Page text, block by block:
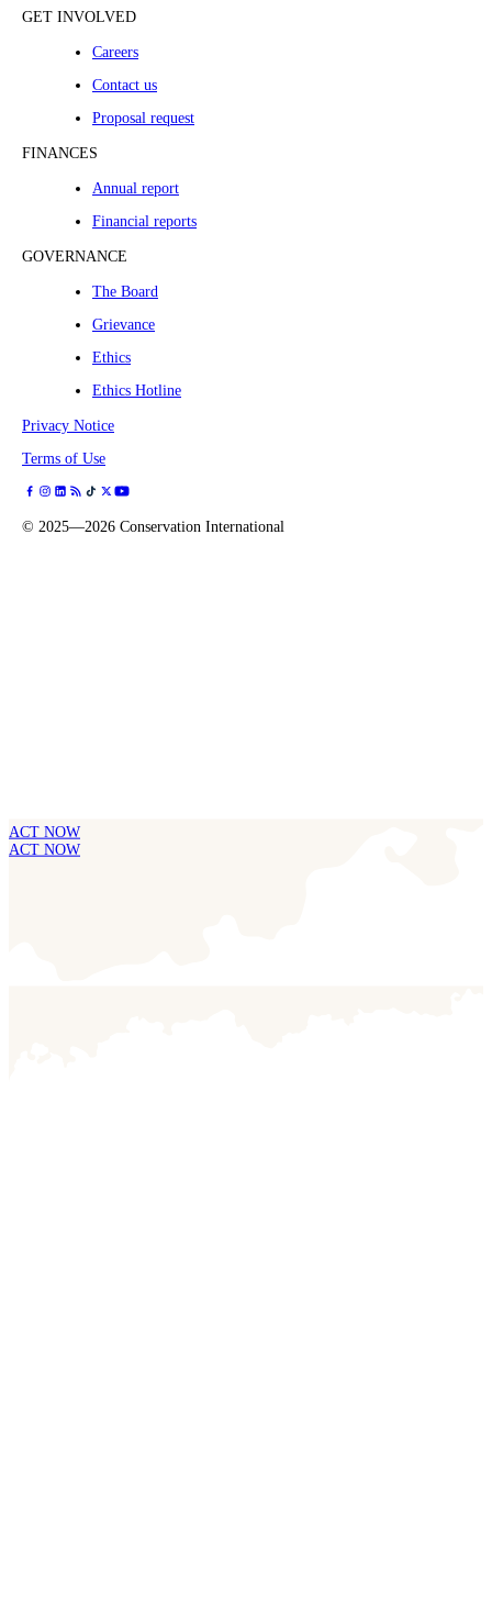
GET INVOLVED
Careers
Contact us
Proposal request
FINANCES
Annual report
Financial reports
GOVERNANCE
The Board
Grievance
Ethics
Ethics Hotline
Privacy Notice
Terms of Use
© 2025—2026 Conservation International
ACT NOW
ACT NOW